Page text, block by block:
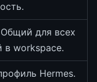
для всех
в workspace.
Hermes.